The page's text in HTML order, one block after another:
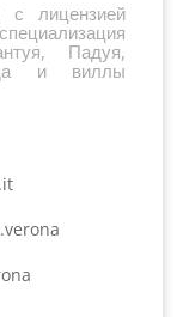
с лицензией
Падуя,
и виллы